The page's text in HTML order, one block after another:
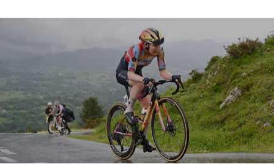
LA VUELTA FEMENINA’DA
KRALIÇE ETAP BAŞLADI
BIKE PEDIA · HABERLER LA VUELTA SONUÇLAR
0 YORUM · 1 DAKIKADA OKU · 0